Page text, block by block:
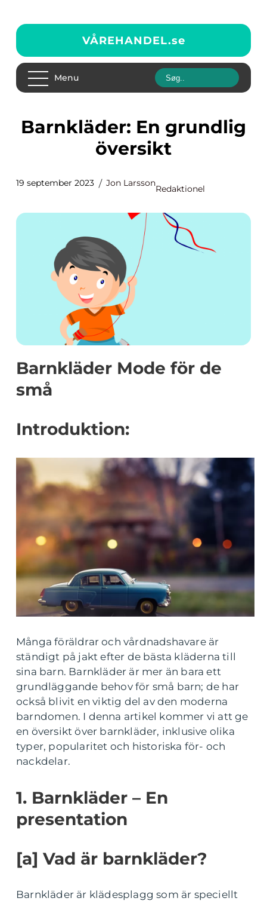
VÅREHANDEL.se
Menu
Barnkläder: En grundlig
översikt
19 september 2023 Jon Larsson
Redaktionel
Barnkläder Mode för de
små
Introduktion:
Många föräldrar och vårdnadshavare är
ständigt på jakt efter de bästa kläderna till
sina barn. Barnkläder är mer än bara ett
grundläggande behov för små barn; de har
också blivit en viktig del av den moderna
barndomen. I denna artikel kommer vi att ge
en översikt över barnkläder, inklusive olika
typer, popularitet och historiska för- och
nackdelar.
1. Barnkläder – En
presentation
[a] Vad är barnkläder?
Barnkläder är klädesplagg som är speciellt